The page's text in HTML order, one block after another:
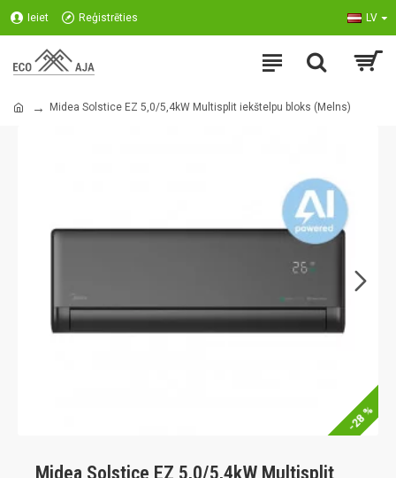
Ieiet Reģistrēties LV
Midea Solstice EZ 5,0/5,4kW Multisplit iekštelpu bloks (Melns)
-28 %
Midea Solstice EZ 5,0/5,4kW Multisplit